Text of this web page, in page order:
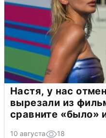
Настя, у нас
вырезали из
сравните «было»
10 августа 18